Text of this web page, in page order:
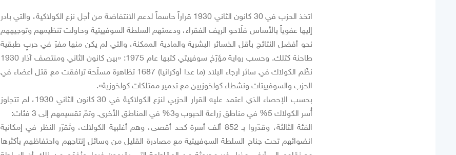
اتخذ الحزب في 30 كانون الثاني 1930 قراراً حاسماً لدعم الانتفاضة من أجل نزع الكولاكية، والتي بادر
إليها عفوياً بالأساس فلّاحو الريف الفقراء، ودعمتهم السلطة السوفييتية وحاولت تنظيمهم وتوجيههم
نحو أفضل النتائج بأقل الخسائر البشرية والمادية الممكنة، والتي لم يكن منها مفرّ في حربٍ طبقية
طاحنة كتلك. وحسب رواية مؤرّخ سوفييتي كتبها عام 1975: «بين كانون الثاني ومنتصف آذار 1930
نظّم الكولاك في سائر أرجاء البلاد (ما عدا أوكرانيا) 1687 تظاهرة مسلّحة ترافقت مع قتل أعضاء في
الحزب والسوفييتات ونشطاء كولخوزيين مع تدمير ممتلكات كولخوزية».
بحسب الإحصاء الذي اعتمد عليه القرار الحزبي لنزع الكولاكية في 30 كانون الثاني 1930، لم تتجاوز
أُسر الكولاك 5% في مناطق زراعة الحبوب و3% في المناطق الأخرى. وتمّ تقسيمهم إلى 3 فئات:
الفئة الثالثة، وقدّروا بـ 852 ألف أسرة كحد أقصى، وهم أغلبية الكولاك، وتَقرّر النظر في إمكانية
انضوائهم تحت جناح السلطة السوفييتية مع مصادرة القليل من وسائل إنتاجهم واحتفاظهم بأكثرها